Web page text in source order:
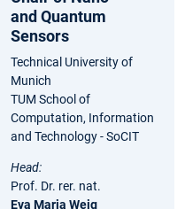
and Quantum
Sensors
Technical University of
Munich
TUM School of
Computation, Information
and Technology - SoCIT
Head:
Prof. Dr. rer. nat.
Eva Maria Weig